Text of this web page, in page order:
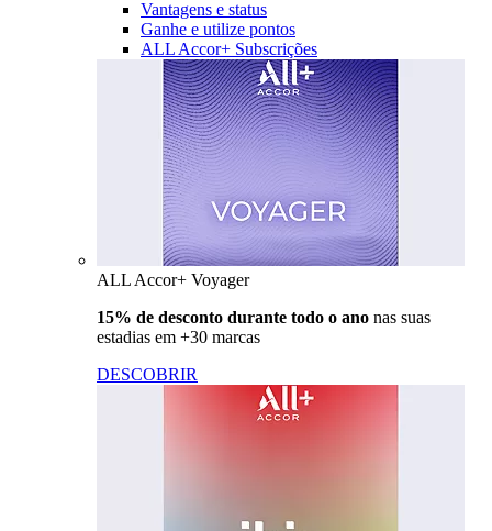
Vantagens e status
Ganhe e utilize pontos
ALL Accor+ Subscrições
ALL Accor+ Voyager
15% de desconto durante todo o ano nas suas
estadias em +30 marcas
DESCOBRIR